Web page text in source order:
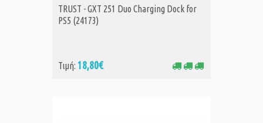
ΑΓΟΡΑ
TRUST - GXT 251 Duo Charging Dock for
PS5 (24173)
Τιμή: 18,80€